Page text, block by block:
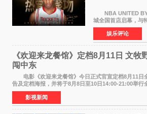
NBA UNITED BY
城全国首店启幕，与
爱 2026 年7 月21
州正弘城正式启幕。
娱乐评论
《欢迎来龙餐馆》定档8月11日 文牧
闯中东
电影《欢迎来龙餐馆》今日正式官宣定档8月11日
告及定档海报，并将于8月8日至10日14:00-21:00举行
食大片，影片讲述的是中国厨师徐福（沈腾
影视新闻